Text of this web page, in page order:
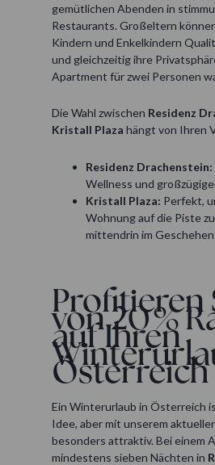
gemütlichen Abenden in
Restaurants. Großeltern
Kindern und Enkelkindern
und gleichzeitig ihre
Apartment für zwei Personen
Die Wahl zwischen Residenz
Kristall Plaza hängt von Ihren
Residenz Drachenstein:
Wellness und
Kristall Plaza: Perfekt,
Wohnung auf die Piste
mittendrin im Geschehen
Profitieren
von 20 %
auf Ihren
Österreich
Ein Winterurlaub in Österreich
Idee, aber mit unserem
besonders attraktiv. Bei einem
mindestens sieben Nächten in